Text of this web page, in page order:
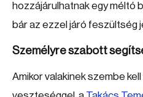
hozzájárulhatnak egy méltó
bár az ezzel járó feszültség
Személyre szabott
Amikor valakinek szembe